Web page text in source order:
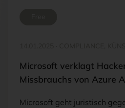
Microsoft verklagt
Missbrauchs von Azure
Microsoft geht juristisch